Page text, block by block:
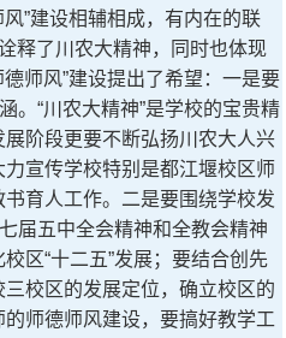
”建设相辅相成，有内在的联
释了川农大精神，同时也体现
师风”建设提出了希望：一是要
。“川农大精神”是学校的宝贵精
阶段更要不断弘扬川农大人兴
宣传学校特别是都江堰校区师
育人工作。二是要围绕学校发
届五中全会精神和全教会精神
区“十二五”发展；要结合创先
校区的发展定位，确立校区的
师德师风建设，要搞好教学工